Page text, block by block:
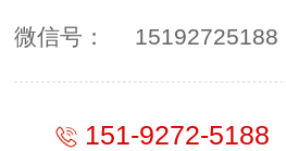
微信号： 15192725188
151-9272-5188